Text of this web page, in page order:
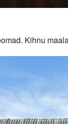
Kihnu